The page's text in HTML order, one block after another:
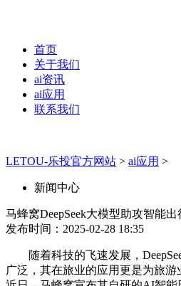
首页
关于我们
ai资讯
ai应用
联系我们
LETOU-乐投官方网站 > ai应用 >
新闻中心
马蜂窝DeepSeek大模型助攻智能
发布时间：2025-02-28 18:35
随着科技的飞速发展，
广泛，其在旅业的应用更是为旅游